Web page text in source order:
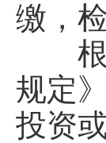
缴，
根据
规定
投资